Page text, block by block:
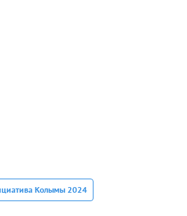
Колымы 2024